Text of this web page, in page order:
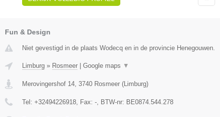
Fun & Design
Niet gevestigd in de plaats Wodecq en in de provincie Henegouwen.
Limburg » Rosmeer | Google maps ▼
Merovingershof 14 3740 Rosmeer (Limburg)
Tel: +32494226918 , Fax: - , BTW-nr: BE0874.544.278